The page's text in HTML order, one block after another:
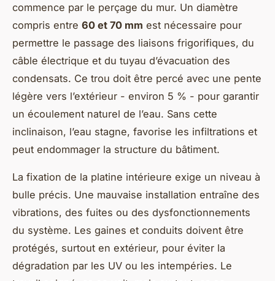
commence par le perçage du mur. Un diamètre
compris entre 60 et 70 mm est nécessaire pour
permettre le passage des liaisons frigorifiques, du
câble électrique et du tuyau d’évacuation des
condensats. Ce trou doit être percé avec une pente
légère vers l’extérieur - environ 5 % - pour garantir
un écoulement naturel de l’eau. Sans cette
inclinaison, l’eau stagne, favorise les infiltrations et
peut endommager la structure du bâtiment.
La fixation de la platine intérieure exige un niveau à
bulle précis. Une mauvaise installation entraîne des
vibrations, des fuites ou des dysfonctionnements
du système. Les gaines et conduits doivent être
protégés, surtout en extérieur, pour éviter la
dégradation par les UV ou les intempéries. Le